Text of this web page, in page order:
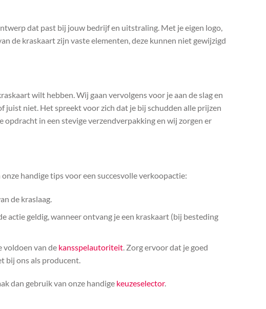
dat past bij jouw bedrijf en uitstraling. Met je eigen logo,
de kraskaart zijn vaste elementen, deze kunnen niet gewijzigd
wilt hebben. Wij gaan vervolgens voor je aan de slag en
juist niet. Het spreekt voor zich dat je bij schudden alle prijzen
in een stevige verzendverpakking en wij zorgen er
handige tips voor een succesvolle verkoopactie:
de kraslaag.
actie geldig, wanneer ontvang je een kraskaart (bij besteding
voldoen van de kansspelautoriteit. Zorg ervoor dat je goed
bij ons als producent.
dan gebruik van onze handige keuzeselector.